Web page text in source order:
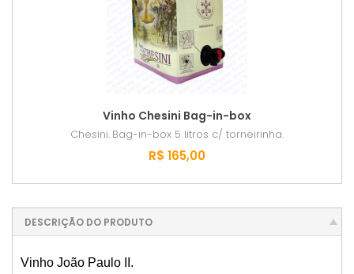
Vinho Chesini Bag-in-box
Chesini. Bag-in-box 5 litros c/ torneirinha.
R$ 165,00
DESCRIÇÃO DO PRODUTO
Vinho João Paulo II.